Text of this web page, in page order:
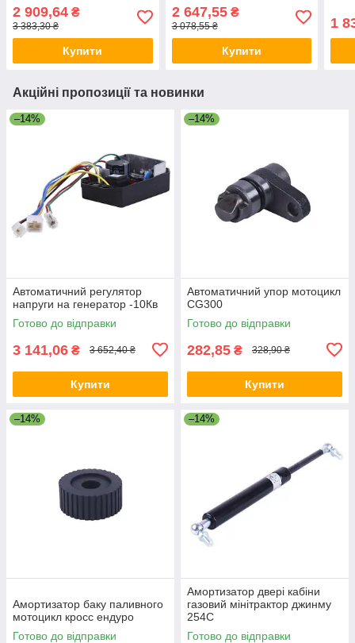
2 909,64 ₴
3 383,30 ₴
Купити
2 647,55₴
3 078,55 ₴
Купити
1
Акційні пропозиції та новинки
–14%
Автоматичний регулятор
напруги на генератор -10Кв
Готово до відправки
3 141,06 ₴ 3 652,40 ₴
Купити
–14%
Автоматичний упор мотоцикл
CG300
Готово до відправки
282,85 ₴ 328,90 ₴
Купити
–14%
Амортизатор баку паливного
мотоцикл кросс ендуро
Готово до відправки
–14%
Амортизатор двері кабіни
газовий мінітрактор джинму
254C
Готово до відправки